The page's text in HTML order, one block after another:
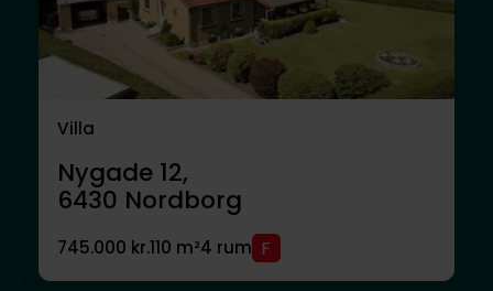
Villa
Nygade 12,
6430 Nordborg
745.000 kr.110 m²4 rum